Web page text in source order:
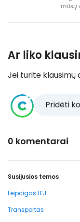
mūsų
Ar liko
Jei turite klausimų
Pridėti
0 komentarai
Susijusios temos
Leipcigas LEJ
Transportas